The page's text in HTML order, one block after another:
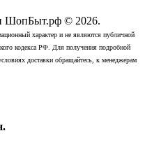
ШопБыт.рф © 2026.
характер и не являются публичной
кодекса РФ. Для получения подробной
доставки обращайтесь, к менеджерам